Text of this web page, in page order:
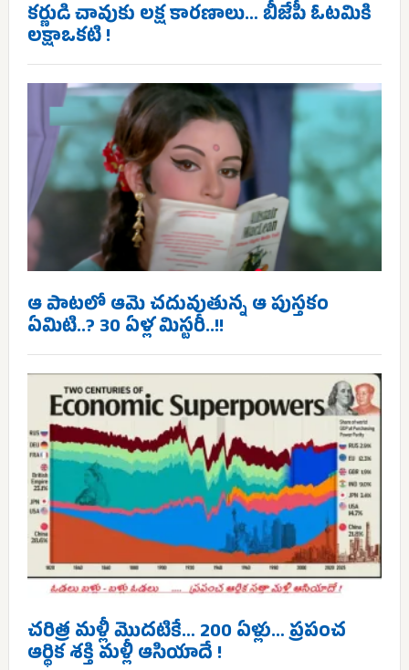
కర్ణుడి చావుకు లక్ష కారణాలు… బీజేపీ ఓటమికి
లక్షాఒకటి !
ఆ పాటలో ఆమె చదువుతున్న ఆ పుస్తకం
ఏమిటి..? 30 ఏళ్ల మిస్టరీ..!!
చరిత్ర మళ్లీ మొదటికే… 200 ఏళ్లు… ప్రపంచ
ఆర్థిక శక్తి మళ్లీ ఆసియాదే !